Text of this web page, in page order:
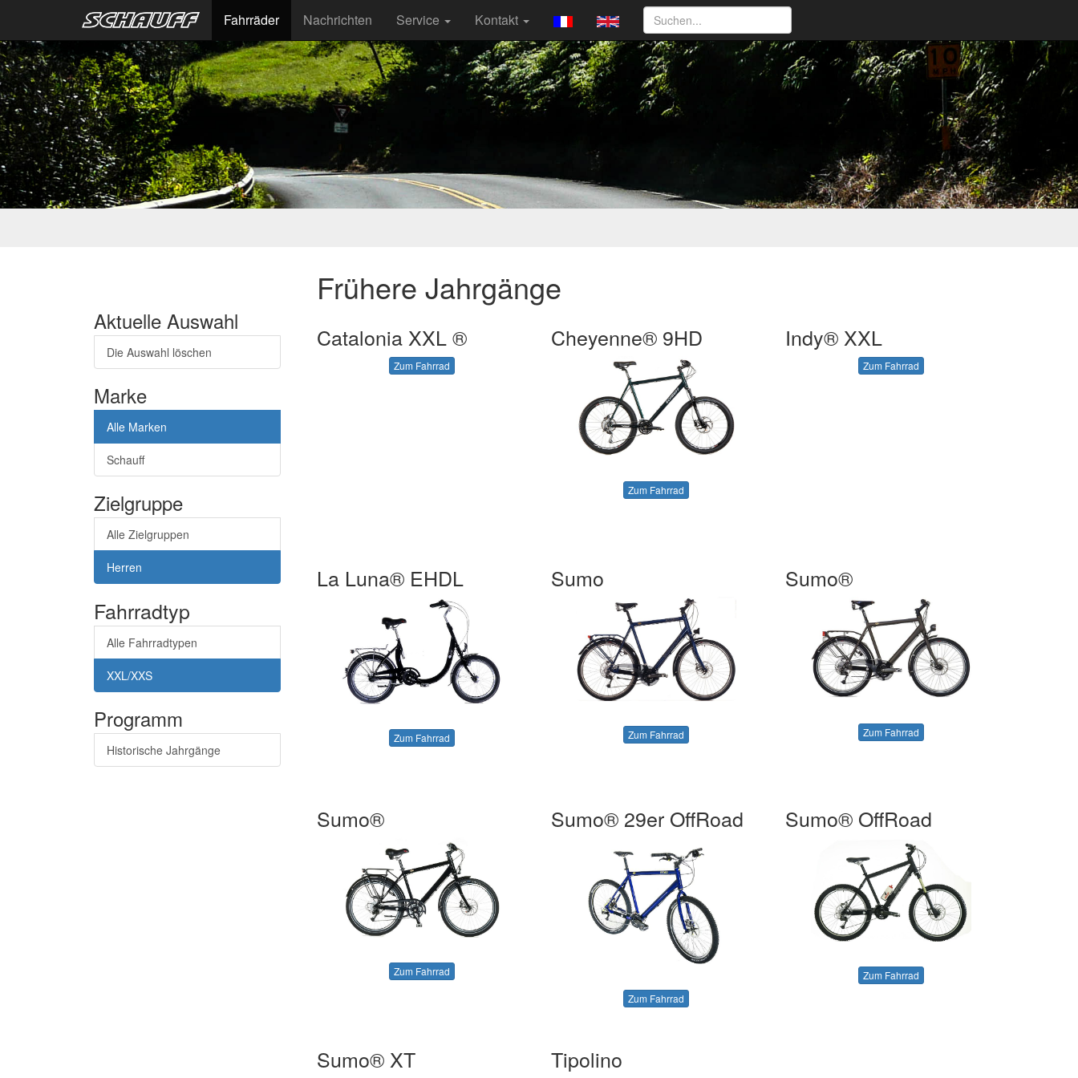
Fahrräder Nachrichten Service Kontakt
Frühere Jahrgänge
Aktuelle Auswahl
Die Auswahl löschen
Marke
Alle Marken
Schauff
Zielgruppe
Alle Zielgruppen
Herren
Fahrradtyp
Alle Fahrradtypen
XXL/XXS
Programm
Historische Jahrgänge
Catalonia XXL ®
Zum Fahrrad
Cheyenne® 9HD
Zum Fahrrad
Indy® XXL
Zum Fahrrad
La Luna® EHDL
Zum Fahrrad
Sumo
Zum Fahrrad
Sumo®
Zum Fahrrad
Sumo®
Zum Fahrrad
Sumo® 29er OffRoad
Zum Fahrrad
Sumo® OffRoad
Zum Fahrrad
Sumo® XT Tipolino